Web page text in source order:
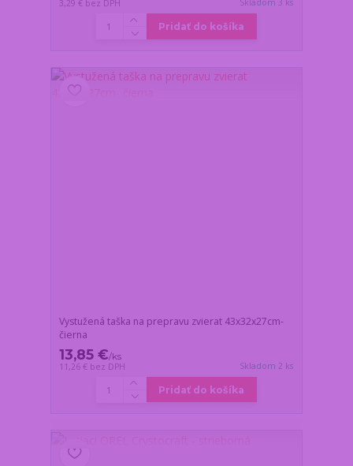
3,29 € bez DPH Skladom 3 ks
Pridať do košíka
Vystužená taška na prepravu zvierat 43x32x27cm-
čierna
13,85 €/ks
11,26 € bez DPH Skladom 2 ks
Pridať do košíka